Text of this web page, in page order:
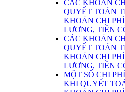
CÁC KHOẢN
QUYẾT TOÁN
KHOẢN CHI
LƯƠNG, TIỀN
CÁC KHOẢN
QUYẾT TOÁN
KHOẢN CHI
LƯƠNG, TIỀN
MỘT SỐ CHI
KHI QUYẾT